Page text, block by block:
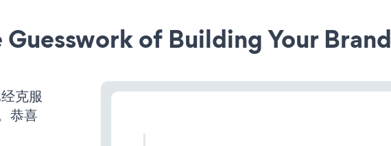
Guesswork of Building Your Brand
克服
恭喜